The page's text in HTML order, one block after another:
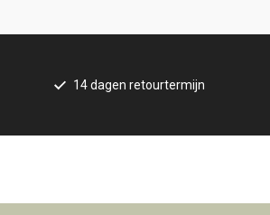
14 dagen retourtermijn